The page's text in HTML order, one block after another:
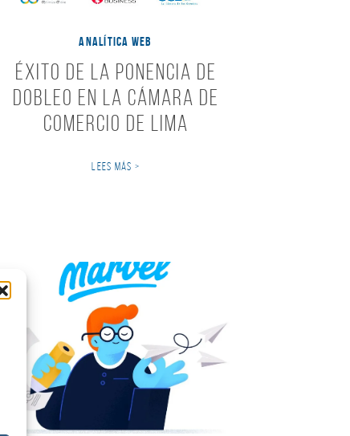
ANALÍTICA WEB
Éxito de la ponencia de
dobleO en la Cámara de
Comercio de Lima
LEES MÁS >